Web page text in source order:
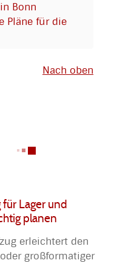
Bonn
Pläne für die
Nach oben
Lager und
planen
erleichtert den
großformatiger